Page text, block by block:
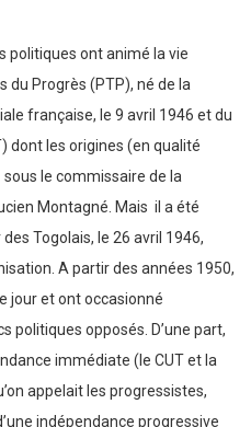
politiques ont animé la vie
du Progrès (PTP), né de la
française, le 9 avril 1946 et du
dont les origines (en qualité
le commissaire de la
Montagné. Mais il a été
Togolais, le 26 avril 1946,
A partir des années 1950,
jour et ont occasionné
politiques opposés. D’une part,
immédiate (le CUT et la
appelait les progressistes,
indépendance progressive